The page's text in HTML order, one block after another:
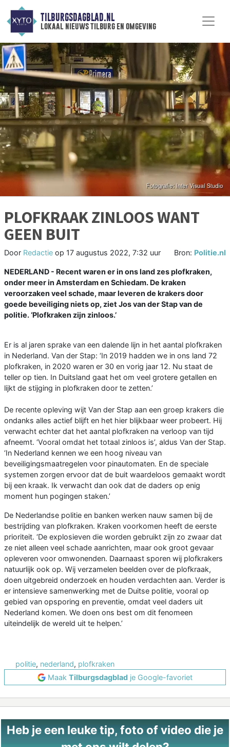
TILBURGSDAGBLAD.NL
lokaal nieuws tilburg en omgeving
PLOFKRAAK ZINLOOS WANT
GEEN BUIT
Door Redactie op 17 augustus 2022, 7:32 uur Bron: Politie.nl
NEDERLAND - Recent waren er in ons land zes plofkraken,
onder meer in Amsterdam en Schiedam. De kraken
veroorzaken veel schade, maar leveren de krakers door
goede beveiliging niets op, ziet Jos van der Stap van de
politie. ‘Plofkraken zijn zinloos.’
Er is al jaren sprake van een dalende lijn in het aantal plofkraken
in Nederland. Van der Stap: ‘In 2019 hadden we in ons land 72
plofkraken, in 2020 waren er 30 en vorig jaar 12. Nu staat de
teller op tien. In Duitsland gaat het om veel grotere getallen en
lijkt de stijging in plofkraken door te zetten.’
De recente opleving wijt Van der Stap aan een groep krakers die
ondanks alles actief blijft en het hier blijkbaar weer probeert. Hij
verwacht echter dat het aantal plofkraken na verloop van tijd
afneemt. ‘Vooral omdat het totaal zinloos is’, aldus Van der Stap.
‘In Nederland kennen we een hoog niveau van
beveiligingsmaatregelen voor pinautomaten. En de speciale
systemen zorgen ervoor dat de buit waardeloos gemaakt wordt
bij een kraak. Ik verwacht dan ook dat de daders op enig
moment hun pogingen staken.’
De Nederlandse politie en banken werken nauw samen bij de
bestrijding van plofkraken. Kraken voorkomen heeft de eerste
prioriteit. ‘De explosieven die worden gebruikt zijn zo zwaar dat
ze niet alleen veel schade aanrichten, maar ook groot gevaar
opleveren voor omwonenden. Daarnaast sporen wij plofkrakers
natuurlijk ook op. Wij verzamelen beelden over de plofkraak,
doen uitgebreid onderzoek en houden verdachten aan. Verder is
er intensieve samenwerking met de Duitse politie, vooral op
gebied van opsporing en preventie, omdat veel daders uit
Nederland komen. We doen ons best om dit fenomeen
uiteindelijk de wereld uit te helpen.’
politie, nederland, plofkraken
Maak Tilburgsdagblad je Google-favoriet
Heb je een leuke tip, foto of video die je